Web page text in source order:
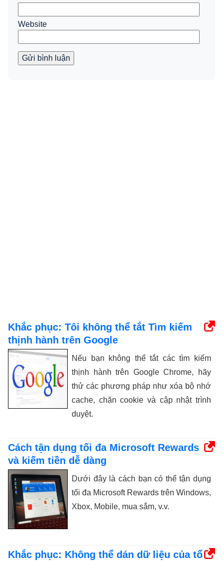
Website
Gửi bình luận
Khắc phục: Tôi không thể tắt Tìm kiếm
thịnh hành trên Google
Nếu bạn không thể tắt các tìm kiếm
thịnh hành trên Google Chrome, hãy
thử các phương pháp như xóa bộ nhớ
cache, chặn cookie và cập nhật trình
duyệt.
Cách tận dụng tối đa Microsoft Rewards
và kiếm tiền dễ dàng
Dưới đây là cách bạn có thể tận dụng
tối đa Microsoft Rewards trên Windows,
Xbox, Mobile, mua sắm, v.v.
Khắc phục: Không thể dán dữ liệu của tổ